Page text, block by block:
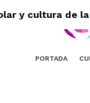
PORTADA
y cultura de